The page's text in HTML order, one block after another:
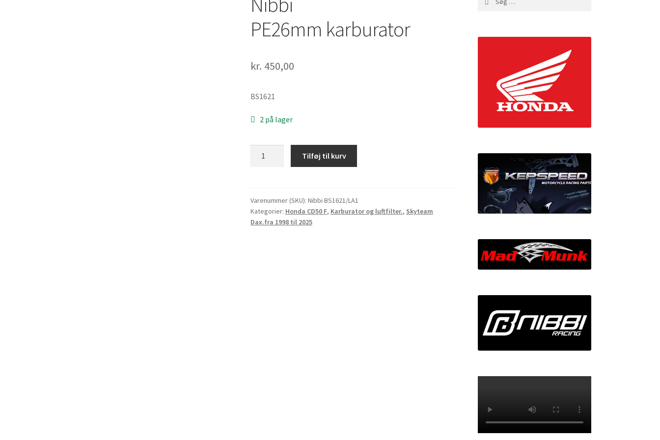
PE26mm karburator
kr. 450,00
BS1621
2 på lager
PE26mm karburator
Tilføj til kurv
Varenummer (SKU):Nibbi BS1621/LA1
Kategorier: Honda CD50 F, Karburator og luftfilter., Skyteam
Dax.fra 1998 til 2025